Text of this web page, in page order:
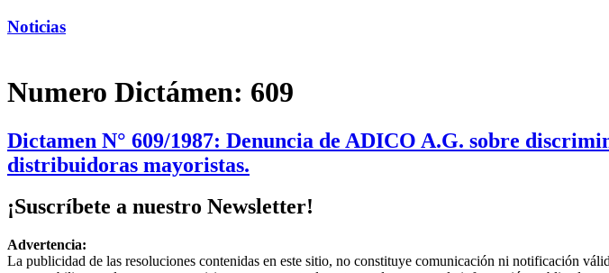
Noticias
Numero Dictámen: 609
Dictamen N° 609/1987: Denuncia de ADICO A.G. sobre
distribuidoras mayoristas.
¡Suscríbete a nuestro Newsletter!
Advertencia:
La publicidad de las resoluciones contenidas en este sitio, no constituye comunicación ni notificación